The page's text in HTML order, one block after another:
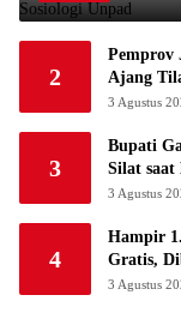
1
Semen Padang FC
2
Pemprov
Ajang
Depan
3 Agustus
3
Bupati
Silat saat
Pusaka
3 Agustus
4
Hampir
Gratis,
Dunia
3 Agustus